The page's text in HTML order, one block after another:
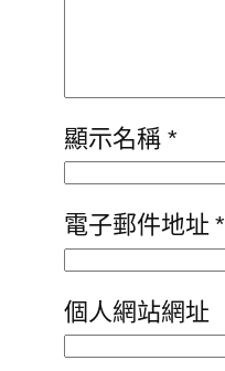
顯示名稱 *
電子郵件地址*
個人網站網址